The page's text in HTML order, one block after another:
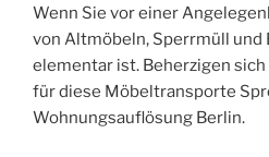
Wenn Sie vor einer
von Altmöbeln, Sperrmüll
elementar ist. Beherzigen
für diese Möbeltransporte
Wohnungsauflösung Berlin.